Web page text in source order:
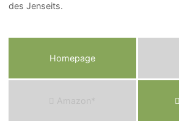
des Jenseits.
Homepage
Amazon*